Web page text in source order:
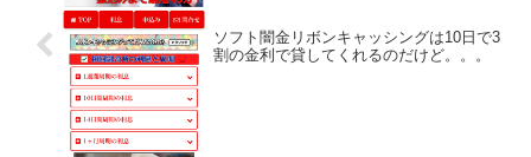
ソフト闇金リボンキャッシングは10日で3
割の金利で貸してくれるのだけど。。。